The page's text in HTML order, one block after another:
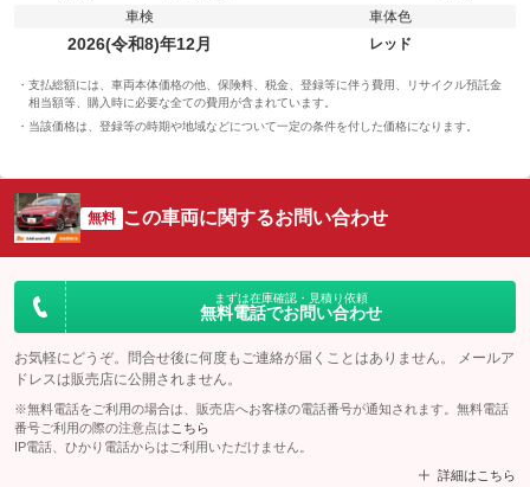
車検
2026(令和8)年12月
車体色
レッド
支払総額には、車両本体価格の他、保険料、税金、登録等に伴う費用、リサイクル預託金
相当額等、購入時に必要な全ての費用が含まれています。
当該価格は、登録等の時期や地域などについて一定の条件を付した価格になります。
無料 この車両に関するお問い合わせ
まずは在庫確認・見積り依頼
無料電話でお問い合わせ
お気軽にどうぞ。問合せ後に何度もご連絡が届くことはありません。 メールア
ドレスは販売店に公開されません。
※無料電話をご利用の場合は、販売店へお客様の電話番号が通知されます。無料電話
番号ご利用の際の注意点は こちら
IP電話、ひかり電話からはご利用いただけません。
詳細はこちら